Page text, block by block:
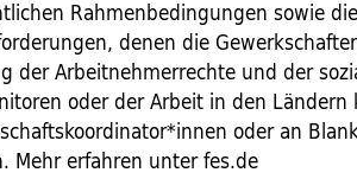
Rahmenbedingungen sowie
denen die
der Arbeitnehmerrechte und der
oder der Arbeit in den
oder an
Mehr erfahren unter fes.de